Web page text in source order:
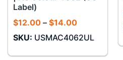
Label)
$12.00 – $14.00Khoảng
từ
đến
SKU: USMAC4062UL